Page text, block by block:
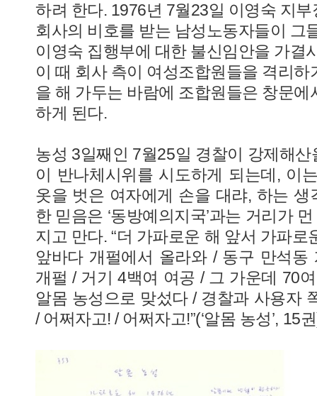
하려 한다. 1976년 7월23일 이영숙 지
회사의 비호를 받는 남성노동자들이 그
이영숙 집행부에 대한 불신임안을 가결
이 때 회사 측이 여성조합원들을 격리
을 해 가두는 바람에 조합원들은 창문
하게 된다.
농성 3일째인 7월25일 경찰이 강제해
이 반나체시위를 시도하게 되는데, 이
옷을 벗은 여자에게 손을 대랴, 하는 생
한 믿음은 ‘동방예의지국’과는 거리가
지고 만다. “더 가파로운 해 앞서 가파
앞바다 개펄에서 올라와 / 동구 만석동
개펄 / 거기 4백여 여공 / 그 가운데 70
알몸 농성으로 맞섰다 / 경찰과 사용자
/ 어쩌자고! / 어쩌자고!”(‘알몸 농성’, 15